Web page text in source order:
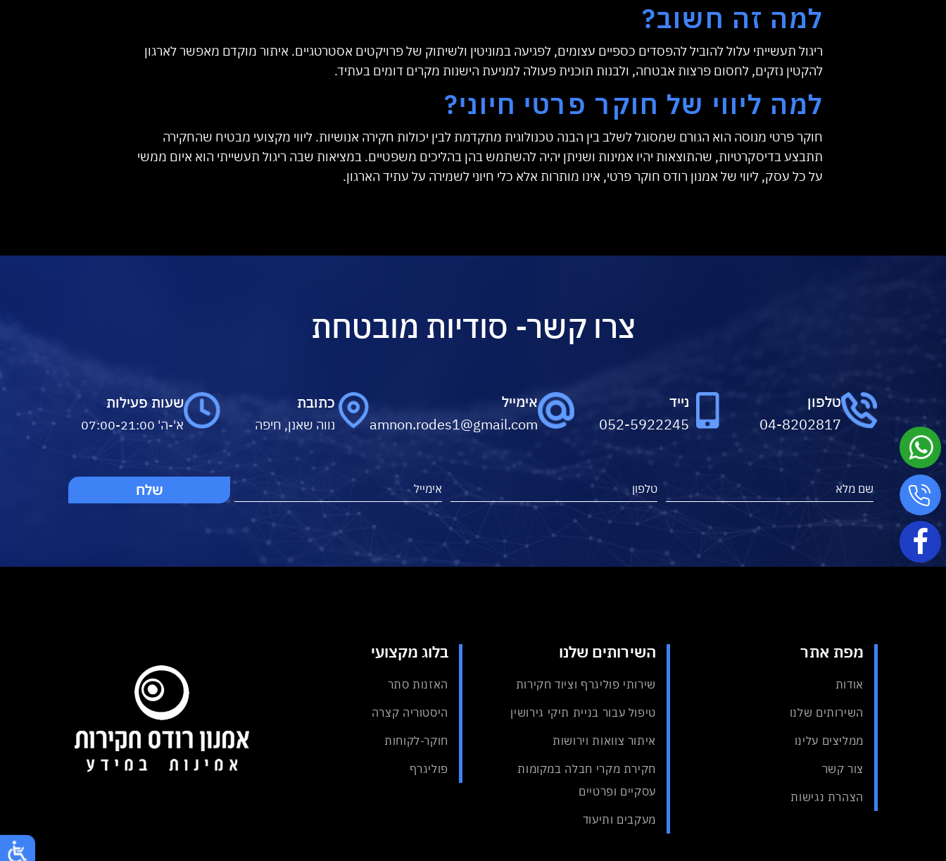
למה זה חשוב?
ריגול תעשייתי עלול להוביל להפסדים כספיים עצומים, לפגיעה במוניטין ולשיתוק של פרויקטים אסטרטגיים. איתור מוקדם מאפשר לארגון
להקטין נזקים, לחסום פרצות אבטחה, ולבנות תוכנית פעולה למניעת הישנות מקרים דומים בעתיד.
למה ליווי של חוקר פרטי חיוני?
חוקר פרטי מנוסה הוא הגורם שמסוגל לשלב בין הבנה טכנולוגית מתקדמת לבין יכולות חקירה אנושיות. ליווי מקצועי מבטיח שהחקירה
תתבצע בדיסקרטיות, שהתוצאות יהיו אמינות ושניתן יהיה להשתמש בהן בהליכים משפטיים. במציאות שבה ריגול תעשייתי הוא איום ממשי
על כל עסק, ליווי של אמנון רודס חוקר פרטי, אינו מותרות אלא כלי חיוני לשמירה על עתיד הארגון.
צרו קשר- סודיות מובטחת
טלפון
04-8202817
נייד
052-5922245
אימייל
amnon.rodes1@gmail.com
כתובת
נווה שאנן, חיפה
שעות פעילות
א'-ה' 07:00-21:00
מפת אתר
אודות
השירותים שלנו
ממליצים עלינו
צור קשר
הצהרת נגישות
השירותים שלנו
שירותי פוליגרף וציוד חקירות
טיפול עבור בניית תיקי גירושין
איתור צוואות וירושות
חקירת מקרי חבלה במקומות
עסקיים ופרטיים
מעקבים ותיעוד
בלוג מקצועי
האזנות סתר
היסטוריה קצרה
חוקר-לקוחות
פוליגרף